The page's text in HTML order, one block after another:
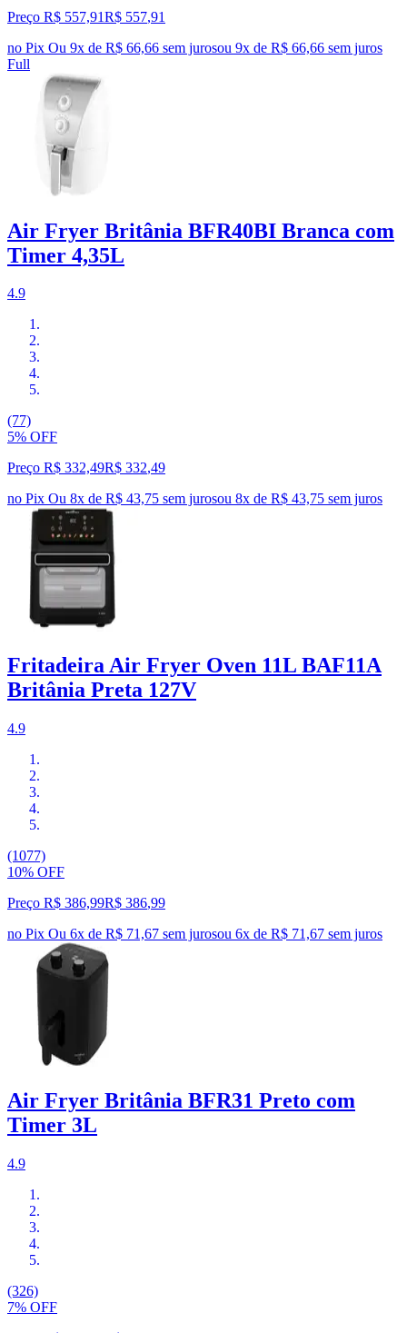
Preço R$ 557,91R$ 557,91
no Pix Ou 9x de R$ 66,66 sem jurosou 9x de R$ 66,66 sem juros
Full
Air Fryer Britânia BFR40BI Branca com
Timer 4,35L
4.9
(77)
5% OFF
Preço R$ 332,49R$ 332,49
no Pix Ou 8x de R$ 43,75 sem jurosou 8x de R$ 43,75 sem juros
Fritadeira Air Fryer Oven 11L BAF11A
Britânia Preta 127V
4.9
(1077)
10% OFF
Preço R$ 386,99R$ 386,99
no Pix Ou 6x de R$ 71,67 sem jurosou 6x de R$ 71,67 sem juros
Air Fryer Britânia BFR31 Preto com
Timer 3L
4.9
(326)
7% OFF